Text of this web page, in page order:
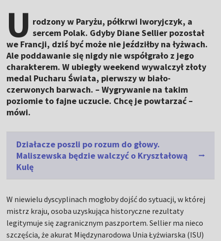
U rodzony w Paryżu, półkrwi Iworyjczyk, a
sercem Polak. Gdyby Diane Sellier pozostał
we Francji, dziś być może nie jeździłby na łyżwach.
Ale poddawanie się nigdy nie współgrało z jego
charakterem. W ubiegły weekend wywalczył złoty
medal Pucharu Świata, pierwszy w biało-
czerwonych barwach. – Wygrywanie na takim
poziomie to fajne uczucie. Chcę je powtarzać –
mówi.
Działacze poszli po rozum do głowy.
Maliszewska będzie walczyć o Kryształową
Kulę
W niewielu dyscyplinach mogłoby dojść do sytuacji, w której
mistrz kraju, osoba uzyskująca historyczne rezultaty
legitymuje się zagranicznym paszportem. Sellier ma nieco
szczęścia, że akurat Międzynarodowa Unia Łyżwiarska (ISU)